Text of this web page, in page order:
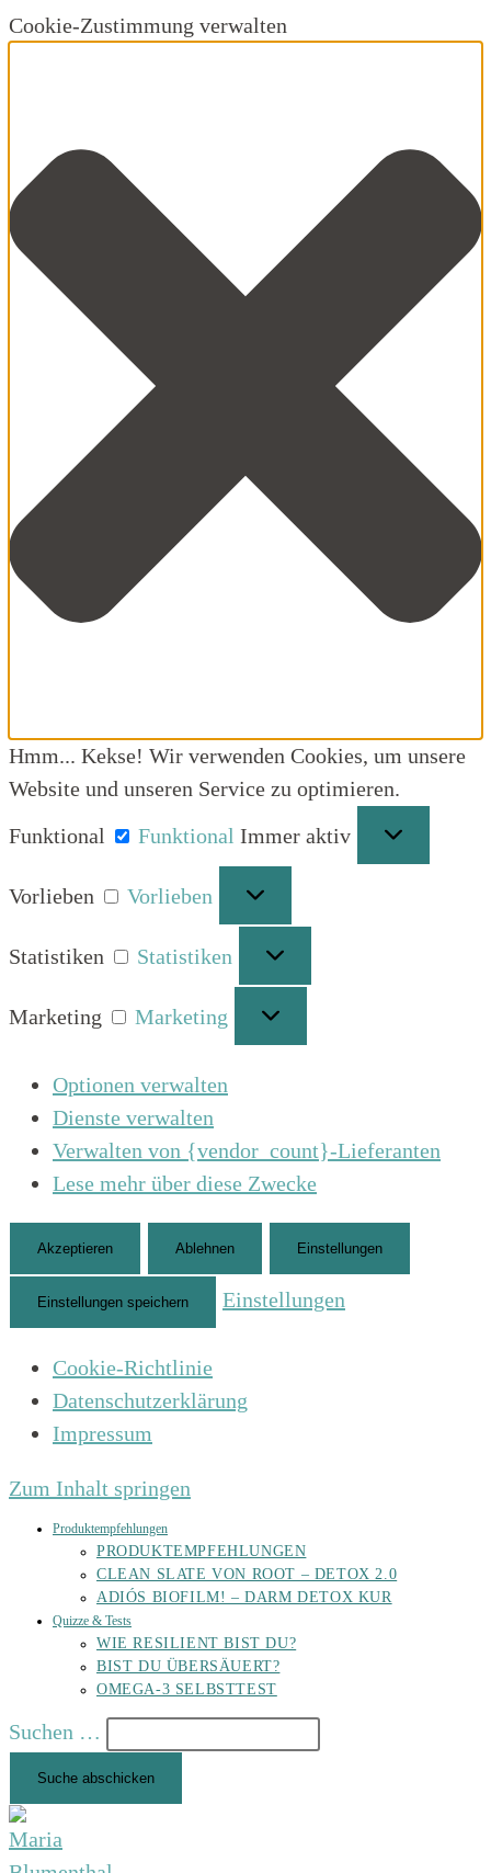
Cookie-Zustimmung verwalten
Hmm... Kekse! Wir verwenden Cookies, um unsere
Website und unseren Service zu optimieren.
Funktional
Funktional Immer aktiv
Vorlieben Vorlieben
Statistiken Statistiken
Marketing Marketing
Optionen verwalten
Dienste verwalten
Verwalten von {vendor_count}-Lieferanten
Lese mehr über diese Zwecke
Akzeptieren Ablehnen Einstellungen
Einstellungen speichern Einstellungen
Cookie-Richtlinie
Datenschutzerklärung
Impressum
Zum Inhalt springen
Produktempfehlungen
PRODUKTEMPFEHLUNGEN
CLEAN SLATE VON ROOT – DETOX 2.0
ADIÓS BIOFILM! – DARM DETOX KUR
Quizze & Tests
WIE RESILIENT BIST DU?
BIST DU ÜBERSÄUERT?
OMEGA-3 SELBSTTEST
Suchen …
Suche abschicken